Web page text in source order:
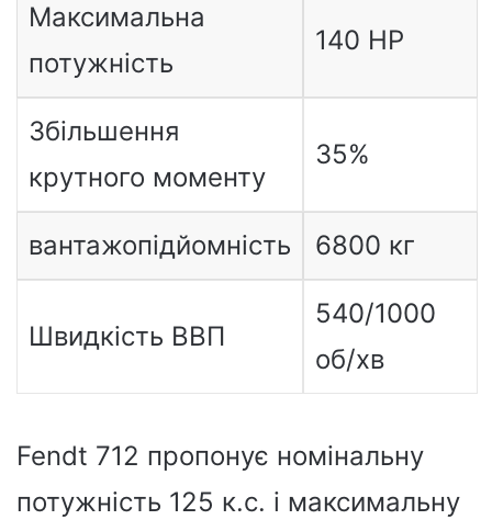
Максимальна
потужність
140 HP
Збільшення
крутного моменту
35%
вантажопідйомність 6800 кг
Швидкість ВВП
540/1000
об/хв
Fendt 712 пропонує номінальну
потужність 125 к.с. і максимальну